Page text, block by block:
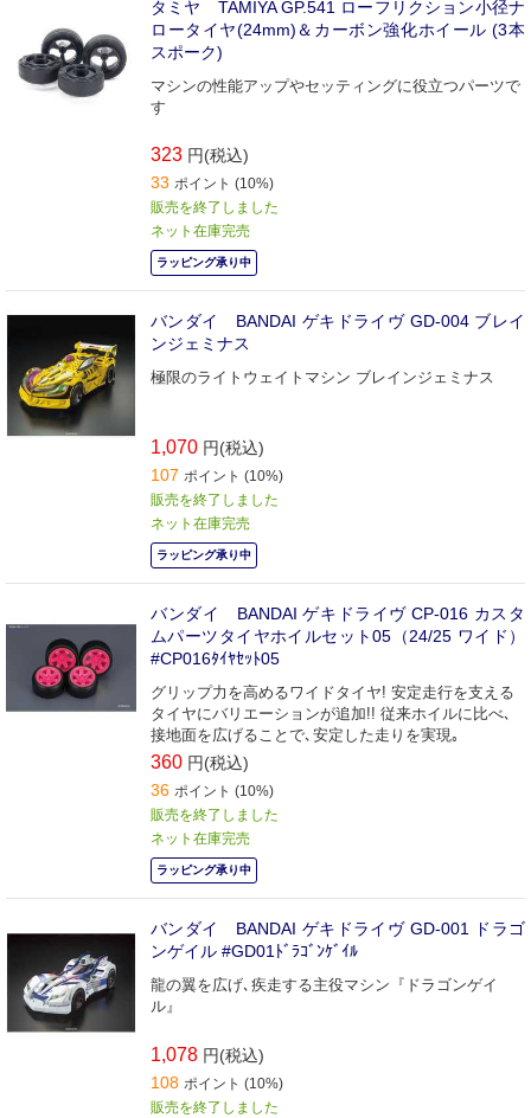
タミヤ TAMIYA GP.541 ローフリクション小径ナ
ロータイヤ(24mm)＆カーボン強化ホイール (3本
スポーク)
マシンの性能アップやセッティングに役立つパーツで
す
323 円(税込)
33 ポイント (10%)
販売を終了しました
ネット在庫完売
ラッピング承り中
バンダイ BANDAI ゲキドライヴ GD-004 ブレイ
ンジェミナス
極限のライトウェイトマシン ブレインジェミナス
1,070 円(税込)
107 ポイント (10%)
販売を終了しました
ネット在庫完売
ラッピング承り中
バンダイ BANDAI ゲキドライヴ CP-016 カスタ
ムパーツタイヤホイルセット05（24/25 ワイド）
#CP016ﾀｲﾔｾｯﾄ05
グリップ力を高めるワイドタイヤ! 安定走行を支える
タイヤにバリエーションが追加!! 従来ホイルに比べ､
接地面を広げることで､安定した走りを実現｡
360 円(税込)
36 ポイント (10%)
販売を終了しました
ネット在庫完売
ラッピング承り中
バンダイ BANDAI ゲキドライヴ GD-001 ドラゴ
ンゲイル #GD01ﾄﾞﾗｺﾞﾝｹﾞｲﾙ
龍の翼を広げ､疾走する主役マシン『ドラゴンゲイ
ル』
1,078 円(税込)
108 ポイント (10%)
販売を終了しました